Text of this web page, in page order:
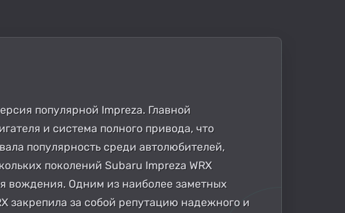
популярной Impreza. Главной
и система полного привода, что
популярность среди автолюбителей,
поколений Subaru Impreza WRX
вождения. Одним из наиболее заметных
закрепила за собой репутацию надежного и